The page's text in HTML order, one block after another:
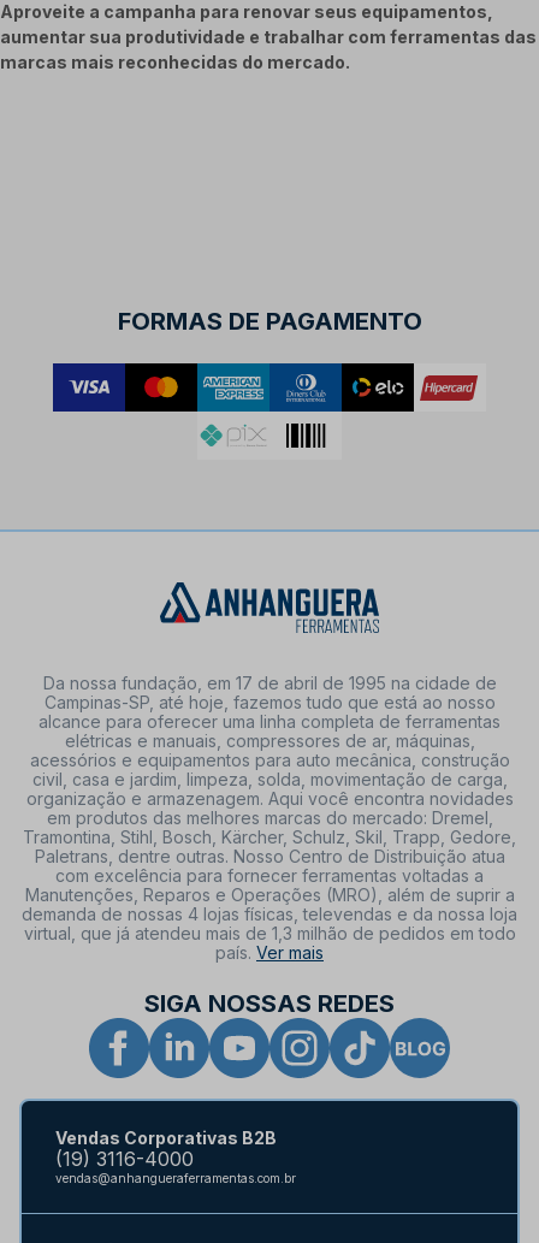
Aproveite a campanha para renovar seus equipamentos,
aumentar sua produtividade e trabalhar com ferramentas das
marcas mais reconhecidas do mercado.
FORMAS DE PAGAMENTO
Da nossa fundação, em 17 de abril de 1995 na cidade de
Campinas-SP, até hoje, fazemos tudo que está ao nosso
alcance para oferecer uma linha completa de ferramentas
elétricas e manuais, compressores de ar, máquinas,
acessórios e equipamentos para auto mecânica, construção
civil, casa e jardim, limpeza, solda, movimentação de carga,
organização e armazenagem. Aqui você encontra novidades
em produtos das melhores marcas do mercado: Dremel,
Tramontina, Stihl, Bosch, Kärcher, Schulz, Skil, Trapp, Gedore,
Paletrans, dentre outras. Nosso Centro de Distribuição atua
com excelência para fornecer ferramentas voltadas a
Manutenções, Reparos e Operações (MRO), além de suprir a
demanda de nossas 4 lojas físicas, televendas e da nossa loja
virtual, que já atendeu mais de 1,3 milhão de pedidos em todo
país. Ver mais
SIGA NOSSAS REDES
Vendas Corporativas B2B
(19) 3116-4000
vendas@anhangueraferramentas.com.br